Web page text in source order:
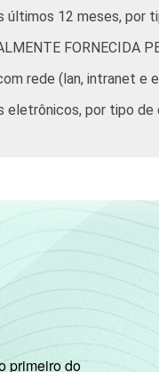
últimos 12 meses, por
FORNECIDA
rede (lan, intranet e
por tipo
primeiro do